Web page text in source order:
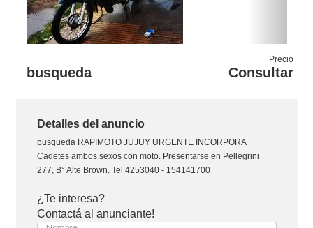
busqueda
Precio
Consultar
Detalles del anuncio
busquedaRAPIMOTO JUJUY URGENTE INCORPORA
Cadetes ambos sexos con moto. Presentarse en Pellegrini
277, B° Alte Brown. Tel 4253040 - 154141700
¿Te interesa?
Contactá al anunciante!